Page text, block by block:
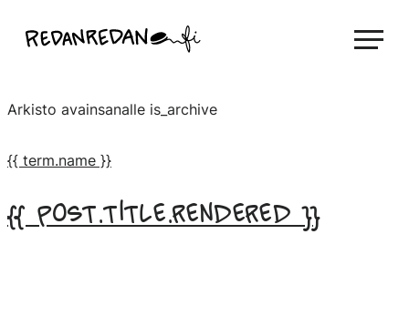
suoraan
Linda Saukko-Rauta, Redanredan Oy
piirrosvideoita
Arkisto avainsanalle is_archive
{{ term.name }}
{{ post.title.rendered }}